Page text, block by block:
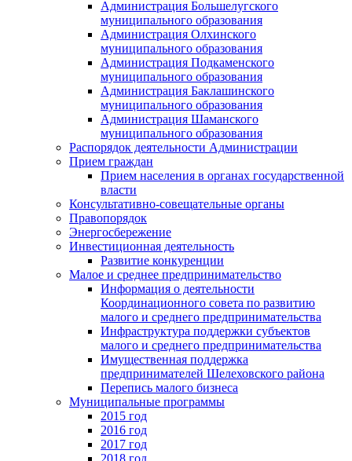
Администрация Большелугского
муниципального образования
Администрация Олхинского
муниципального образования
Администрация Подкаменского
муниципального образования
Администрация Баклашинского
муниципального образования
Администрация Шаманского
муниципального образования
Распорядок деятельности Администрации
Прием граждан
Прием населения в органах государственной
власти
Консультативно-совещательные органы
Правопорядок
Энергосбережение
Инвестиционная деятельность
Развитие конкуренции
Малое и среднее предпринимательство
Информация о деятельности
Координационного совета по развитию
малого и среднего предпринимательства
Инфраструктура поддержки субъектов
малого и среднего предпринимательства
Имущественная поддержка
предпринимателей Шелеховского района
Перепись малого бизнеса
Муниципальные программы
2015 год
2016 год
2017 год
2018 год